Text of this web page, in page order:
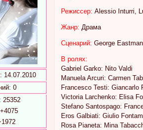
: 14.07.2010
0
25352
+4075
Режиссер: Alessio Inturri,
Жанр: Драма
Сценарий: George
В ролях:
Gabriel Garko: Nito Valdi
Manuela Arcuri: Carmen
Francesco Testi: Giancarlo
Victoria Larchenko: Elisa
Stefano Santospago:
Eros Galbiati: Giulio
Rosa Pianeta: Mina